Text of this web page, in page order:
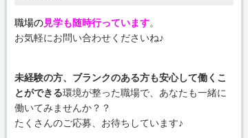
職場の見学も随時行っています。
お気軽にお問い合わせくださいね♪
未経験の方、ブランクのある方も安心して働くこ
とができる環境が整った職場で、あなたも一緒に
働いてみませんか？？
たくさんのご応募、お待ちしています♪